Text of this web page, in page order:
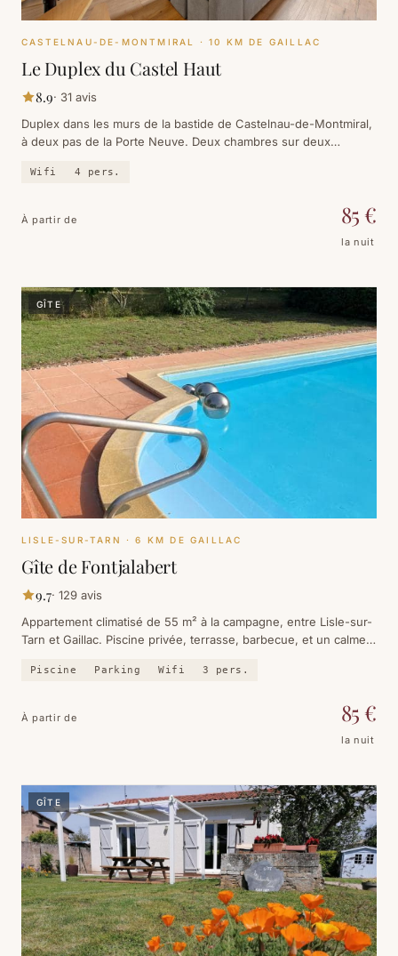
CASTELNAU-DE-MONTMIRAL · 10 KM DE GAILLAC
Le Duplex du Castel Haut
8.9· 31 avis
Duplex dans les murs de la bastide de Castelnau-de-Montmiral,
à deux pas de la Porte Neuve. Deux chambres sur deux
Wifi 4 pers.
À partir de 85 €
la nuit
GÎTE
LISLE-SUR-TARN · 6 KM DE GAILLAC
Gîte de Fontjalabert
9.7· 129 avis
Appartement climatisé de 55 m² à la campagne, entre Lisle-sur-
Tarn et Gaillac. Piscine privée, terrasse, barbecue, et un calme
Piscine Parking Wifi 3 pers.
À partir de 85 €
la nuit
GÎTE